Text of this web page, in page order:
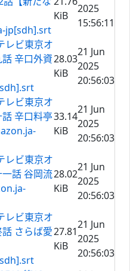
jp[sdh].srt
KiB
2025
15:56:11
レビ東京オ
辛口外資28.03
KiB
21 Jun
2025
20:56:03
レビ東京オ
辛口料亭33.14
KiB
21 Jun
2025
20:56:03
レビ東京オ
話 谷岡流28.02
KiB
21 Jun
2025
20:56:03
レビ東京オ
さらば愛27.81
KiB
21 Jun
2025
20:56:03